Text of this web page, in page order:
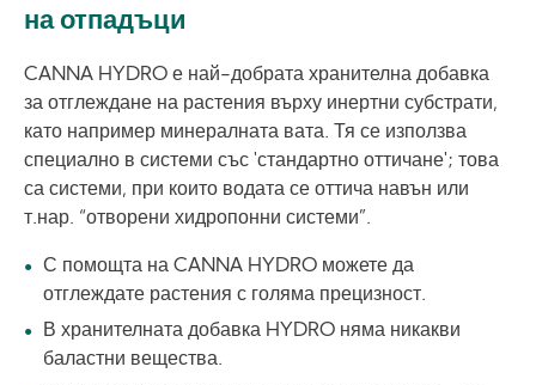
на отпадъци
CANNA HYDRO е най-добрата хранителна добавка
за отглеждане на растения върху инертни субстрати,
като например минералната вата. Тя се използва
специално в системи със 'стандартно оттичане'; това
са системи, при които водата се оттича навън или
т.нар. “отворени хидропонни системи”.
С помощта на CANNA HYDRO можете да
отглеждате растения с голяма прецизност.
В хранителната добавка HYDRO няма никакви
баластни вещества.